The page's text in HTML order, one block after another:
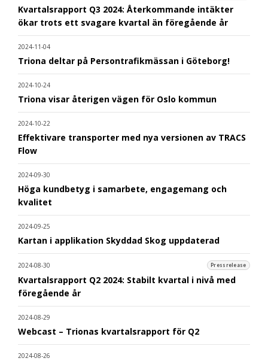
Kvartalsrapport Q3 2024: Återkommande intäkter
ökar trots ett svagare kvartal än föregående år
2024-11-04
Triona deltar på Persontrafikmässan i Göteborg!
2024-10-24
Triona visar återigen vägen för Oslo kommun
2024-10-22
Effektivare transporter med nya versionen av TRACS
Flow
2024-09-30
Höga kundbetyg i samarbete, engagemang och
kvalitet
2024-09-25
Kartan i applikation Skyddad Skog uppdaterad
2024-08-30 Pressrelease
Kvartalsrapport Q2 2024: Stabilt kvartal i nivå med
föregående år
2024-08-29
Webcast – Trionas kvartalsrapport för Q2
2024-08-26